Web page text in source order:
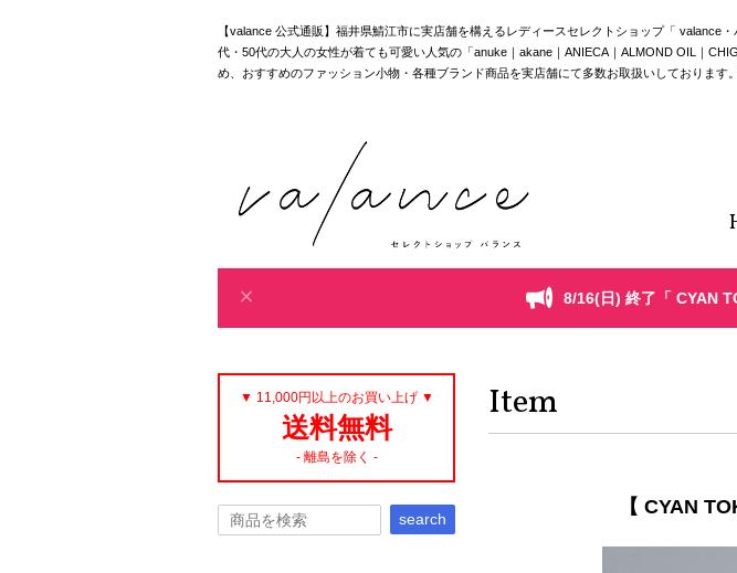
【valance 公式通販】福井県鯖江市に実店舗を構えるレディースセレクトショップ「
代・50代の大人の女性が着ても可愛い人気の「anuke｜akane｜ANIECA｜ALMOND OIL｜
め、おすすめのファッション小物・各種ブランド商品を実店舗にて多数お取扱いしております
8/16(日) 終了「 CYAN
Item
【 CYAN
▼ 11,000円以上のお買い上げ ▼
送料無料
- 離島を除く -
search